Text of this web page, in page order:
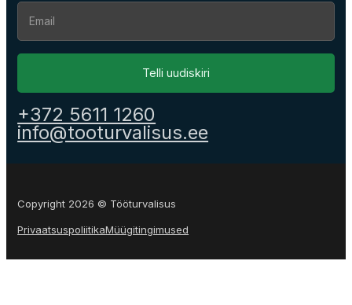
Section
Telli uudiskiri
+372 5611 1260
info@tooturvalisus.ee
Copyright 2026 © Tööturvalisus
PrivaatsuspoliitikaMüügitingimused